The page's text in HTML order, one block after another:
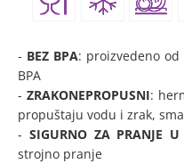
- BEZ BPA: proizvedeno
BPA
-ZRAKONEPROPUSNI:
propuštaju vodu i zrak,
- SIGURNO ZA PRANJE
strojno pranje